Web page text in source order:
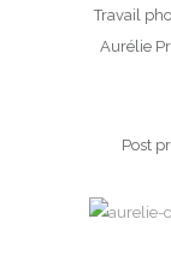
Travail
Aurélie
Post